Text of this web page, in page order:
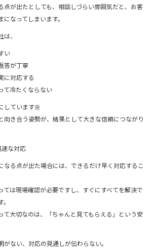
点が出たとしても、相談しづらい雰囲気だと、お客
なってしまいます。
、
い
答が丁寧
に対応する
て冷たくならない
しています🌼
向き合う姿勢が、結果として大きな信頼につながり
な対応
なる点が出た場合には、できるだけ早く対応するこ
ては現場確認が必要ですし、すぐにすべてを解決で
て大切なのは、「ちゃんと見てもらえる」という安
ない、対応の見通しが伝わらない。